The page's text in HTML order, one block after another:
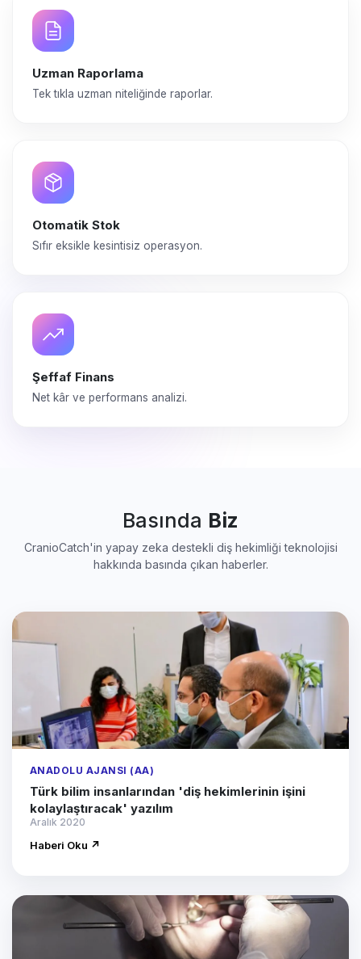
Uzman Raporlama
Tek tıkla uzman niteliğinde raporlar.
Otomatik Stok
Sıfır eksikle kesintisiz operasyon.
Şeffaf Finans
Net kâr ve performans analizi.
Basında Biz
CranioCatch'in yapay zeka destekli diş hekimliği teknolojisi
hakkında basında çıkan haberler.
ANADOLU AJANSI (AA)
Türk bilim insanlarından 'diş hekimlerinin işini
kolaylaştıracak' yazılım
Aralık 2020
Haberi Oku ↗